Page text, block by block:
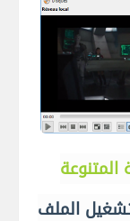
المتنوعة
الملف